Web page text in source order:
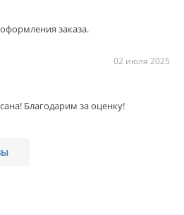
заказа.
02 июля 2025
Благодарим за оценку!